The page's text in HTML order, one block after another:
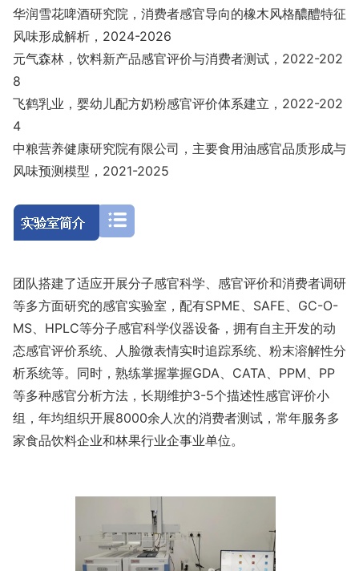
华润雪花啤酒研究院，消费者感官导向的橡木风格醲醴特征
风味形成解析，2024-2026
元气森林，饮料新产品感官评价与消费者测试，2022-202
8
飞鹤乳业，婴幼儿配方奶粉感官评价体系建立，2022-202
4
中粮营养健康研究院有限公司，主要食用油感官品质形成与
风味预测模型，2021-2025
团队搭建了适应开展分子感官科学、感官评价和消费者调研
等多方面研究的感官实验室，配有SPME、SAFE、GC-O-
MS、HPLC等分子感官科学仪器设备，拥有自主开发的动
态感官评价系统、人脸微表情实时追踪系统、粉末溶解性分
析系统等。同时，熟练掌握掌握GDA、CATA、PPM、PP
等多种感官分析方法，长期维护3-5个描述性感官评价小
组，年均组织开展8000余人次的消费者测试，常年服务多
家食品饮料企业和林果行业企事业单位。